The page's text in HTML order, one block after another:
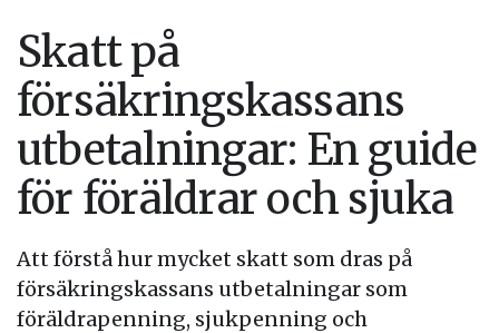
Skatt på
försäkringskassans
utbetalningar: En guide
för föräldrar och sjuka
Att förstå hur mycket skatt som dras på
försäkringskassans utbetalningar som
föräldrapenning, sjukpenning och